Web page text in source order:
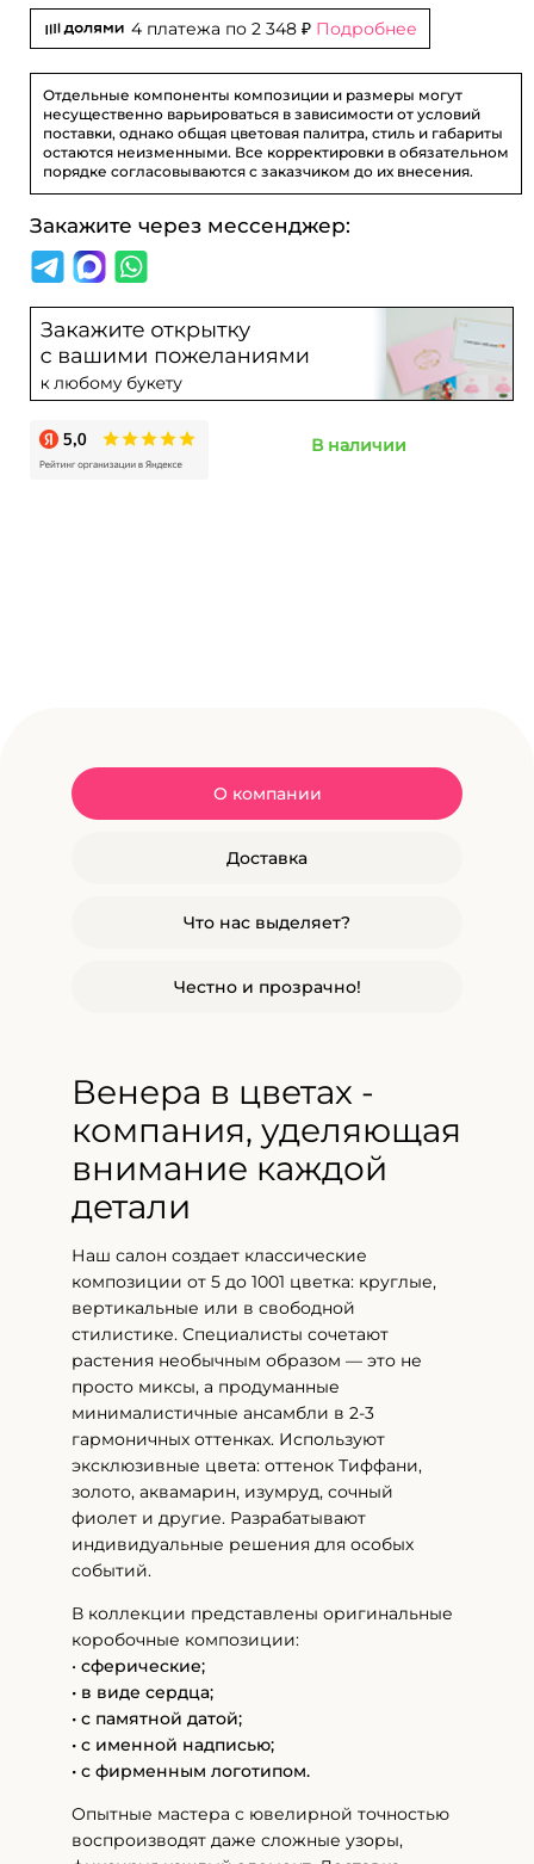
4 платежа по 2 348 ₽ Подробнее
Отдельные компоненты композиции и размеры могут
несущественно варьироваться в зависимости от условий
поставки, однако общая цветовая палитра, стиль и габариты
остаются неизменными. Все корректировки в обязательном
порядке согласовываются с заказчиком до их внесения.
Закажите через мессенджер:
В наличии
О компании
Доставка
Что нас выделяет?
Честно и прозрачно!
Венера в цветах -
компания, уделяющая
внимание каждой
детали
Наш салон создает классические
композиции от 5 до 1001 цветка: круглые,
вертикальные или в свободной
стилистике. Специалисты сочетают
растения необычным образом — это не
просто миксы, а продуманные
минималистичные ансамбли в 2-3
гармоничных оттенках. Используют
эксклюзивные цвета: оттенок Тиффани,
золото, аквамарин, изумруд, сочный
фиолет и другие. Разрабатывают
индивидуальные решения для особых
событий.
В коллекции представлены оригинальные
коробочные композиции:
• сферические;
• в виде сердца;
• с памятной датой;
• с именной надписью;
• с фирменным логотипом.
Опытные мастера с ювелирной точностью
воспроизводят даже сложные узоры,